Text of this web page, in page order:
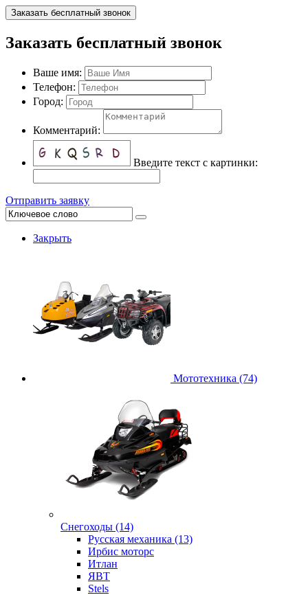
Заказать бесплатный звонок
Заказать бесплатный звонок
Ваше имя:
Телефон:
Город:
Комментарий:
Введите текст с картинки:
Отправить заявку
Закрыть
Мототехника (74)
Снегоходы (14)
Русская механика (13)
Ирбис моторс
Итлан
ЯВТ
Stels